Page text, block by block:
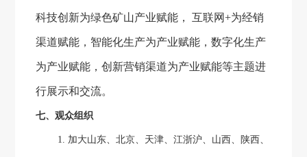
科技创新为绿色矿山产业赋能， 互联网+为经销
渠道赋能，智能化生产为产业赋能，数字化生产
为产业赋能，创新营销渠道为产业赋能等主题进
行展示和交流。
七、观众组织
1. 加大山东、北京、天津、江浙沪、山西、陕西、